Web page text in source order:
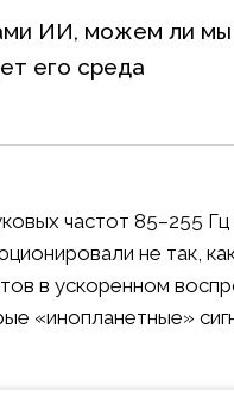
ИИ, можем ли мы
его среда
частот 85–255
не так,
в ускоренном
«инопланетные»